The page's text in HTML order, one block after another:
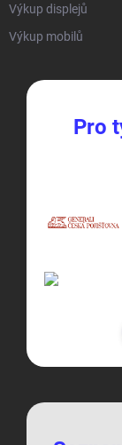
Výkup displejů
Výkup mobilů
Pro